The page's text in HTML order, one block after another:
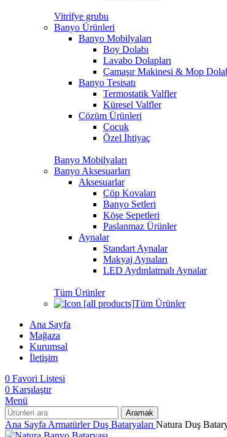
Vitrifye grubu
Banyo Ürünleri
Banyo Mobilyaları
Boy Dolabı
Lavabo Dolapları
Çamaşır Makinesi & Mop
Banyo Tesisatı
Termostatik Valfler
Küresel Valfler
Çözüm Ürünleri
Çocuk
Özel İhtiyaç
Banyo Mobilyaları
Banyo Aksesuarları
Aksesuarlar
Çöp Kovaları
Banyo Setleri
Köşe Sepetleri
Paslanmaz Ürünler
Aynalar
Standart Aynalar
Makyaj Aynaları
LED Aydınlatmalı Aynalar
Tüm Ürünler
Tüm Ürünler
Ana Sayfa
Mağaza
Kurumsal
İletişim
0 Favori Listesi
0 Karşılaştır
Menü
Aramak
Ana Sayfa ArmatürlerDuş Bataryaları Natura Duş